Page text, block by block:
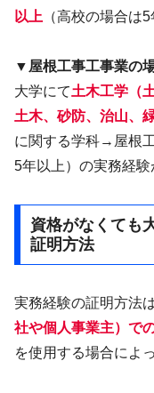
以上 （高校の場合は
▼屋根工事工事業の
大学にて土木工学（
土木、砂防、治山、
に関する学科→屋根
5年以上）の実務経験
資格がなくても
証明方法
実務経験の証明方法は
社や個人事業主）で
を使用する場合によ